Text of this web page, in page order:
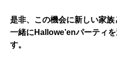
是非、この機会に新しい家族
一緒にHallowe’enパーティ
す。